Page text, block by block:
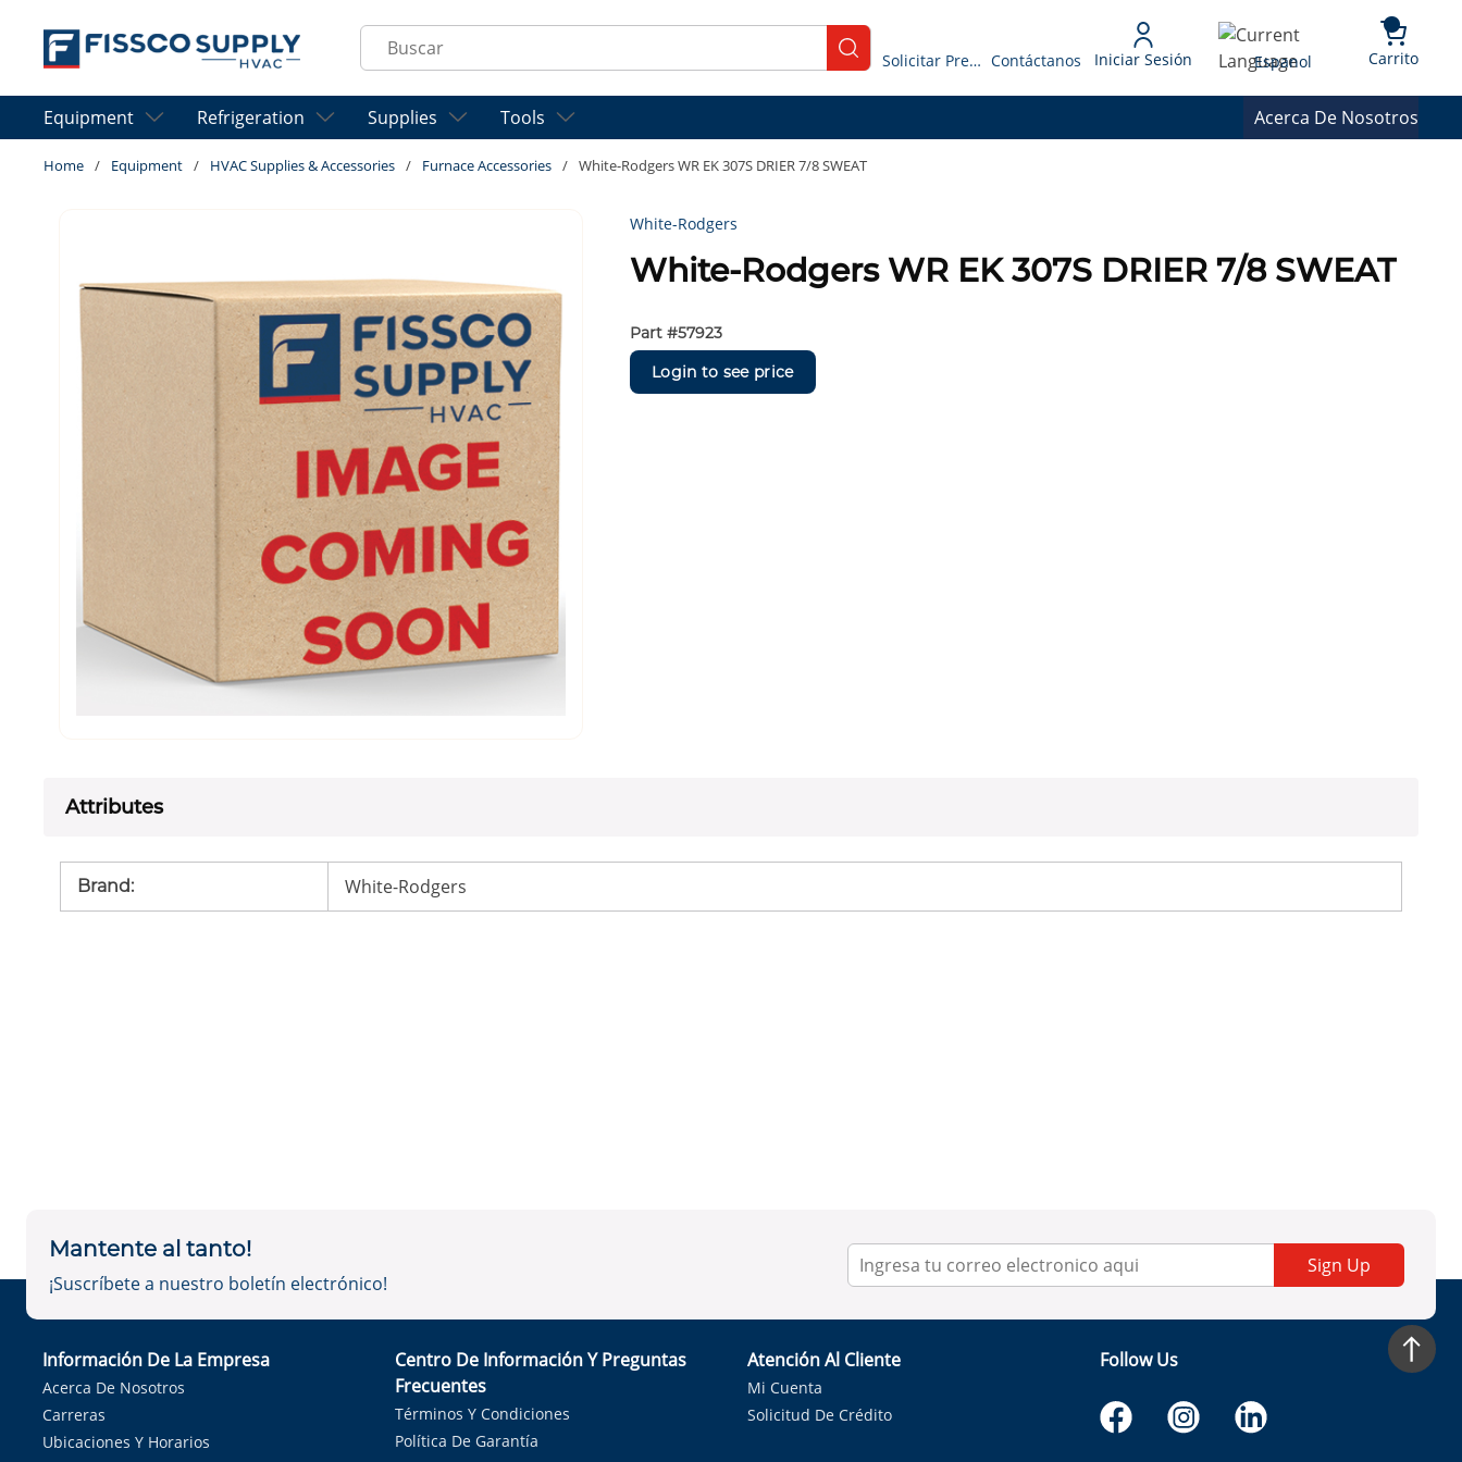
Skip to main content
Site Search
submit search
Solicitar Presupuesto Contáctanos Iniciar Sesión Language
Espanol Carrito{0}
Equipment Refrigeration Supplies Tools Acerca De Nosotros
Home / Equipment / HVAC Supplies & Accessories / Furnace Accessories / White-Rodgers WR EK 307S DRIER 7/8 SWEAT
White-Rodgers
White-Rodgers WR EK 307S DRIER 7/8 SWEAT
Part #57923
Login to see price
Attributes
Brand: White-Rodgers
Mantente al tanto!
¡Suscríbete a nuestro boletín electrónico!
Sign Up
Información De La Empresa
Acerca De Nosotros
Carreras
Ubicaciones Y Horarios
Centro De Información Y Preguntas
Frecuentes
Términos Y Condiciones
Política De Garantía
Atención Al Cliente
Mi Cuenta
Solicitud De Crédito
Follow Us